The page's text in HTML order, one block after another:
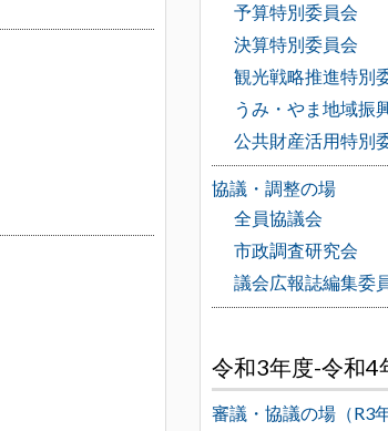
予算特別委員会
決算特別委員会
観光戦略推進特別
うみ・やま地域振
公共財産活用特別
協議・調整の場
全員協議会
市政調査研究会
議会広報誌編集委
令和3年度-令和4
審議・協議の場（R3